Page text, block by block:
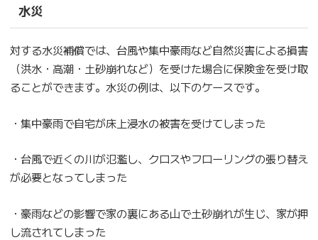
水災
対する水災補償では、台風や集中豪雨など自然災害による損害
（洪水・高潮・土砂崩れなど）を受けた場合に保険金を受け取
ることができます。水災の例は、以下のケースです。
・集中豪雨で自宅が床上浸水の被害を受けてしまった
・台風で近くの川が氾濫し、クロスやフローリングの張り替え
が必要となってしまった
・豪雨などの影響で家の裏にある山で土砂崩れが生じ、家が押
し流されてしまった